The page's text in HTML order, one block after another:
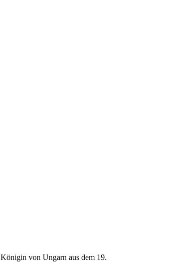
von Ungarn aus dem 19.